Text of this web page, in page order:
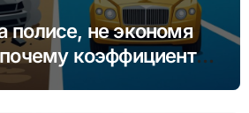
полисе, не экономя
коэффициент
(КБМ) важнее цены